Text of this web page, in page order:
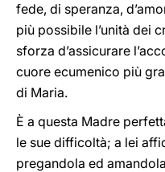
fede, di speranza,
più possibile l’unità dei
sforza d’assicurare
cuore ecumenico più
di Maria.
È a questa Madre
le sue difficoltà; a lei
pregandola ed